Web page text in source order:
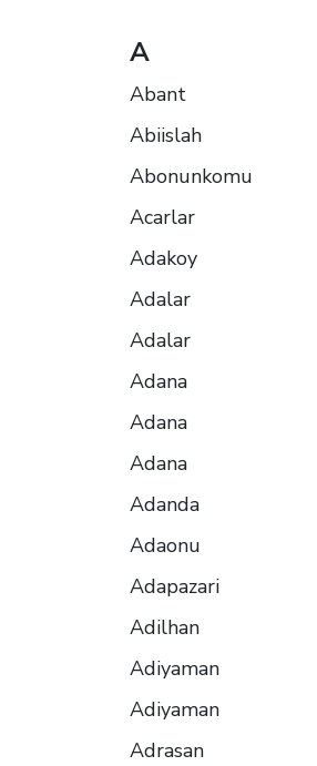
A
Abant
Abiislah
Abonunkomu
Acarlar
Adakoy
Adalar
Adalar
Adana
Adana
Adana
Adanda
Adaonu
Adapazari
Adilhan
Adiyaman
Adiyaman
Adrasan